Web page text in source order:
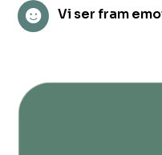
 Vi ser fram